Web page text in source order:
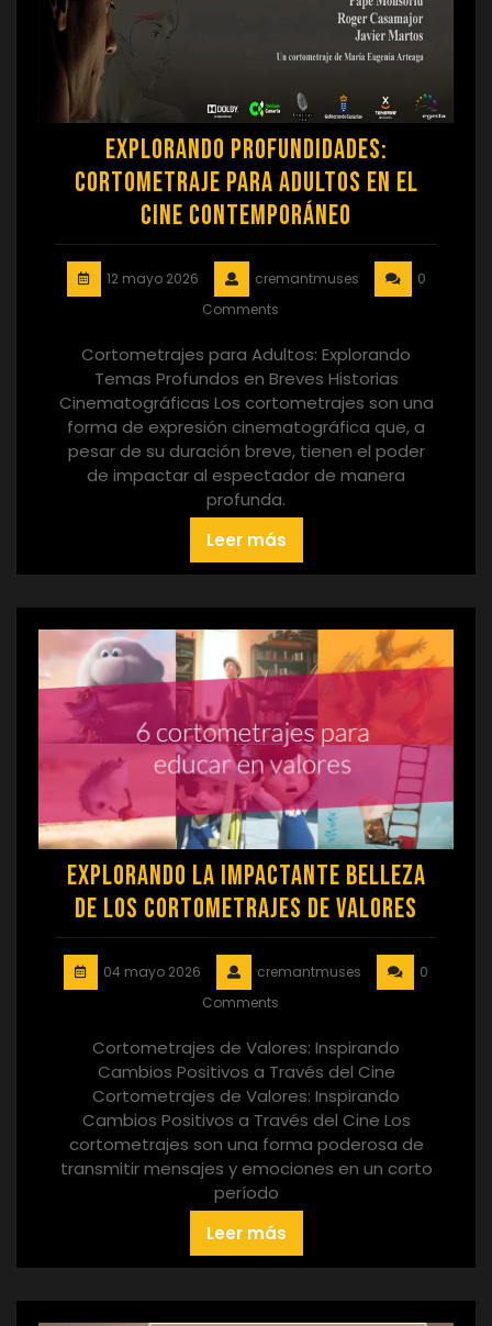
Explorando Profundidades:
Cortometraje para Adultos en el
Cine Contemporáneo
12 mayo 2026 cremantmuses
0
Comments
Cortometrajes para Adultos: Explorando
Temas Profundos en Breves Historias
Cinematográficas Los cortometrajes son una
forma de expresión cinematográfica que, a
pesar de su duración breve, tienen el poder
de impactar al espectador de manera
profunda.
Leer más
Explorando la Impactante Belleza
de los Cortometrajes de Valores
04 mayo 2026 cremantmuses
0
Comments
Cortometrajes de Valores: Inspirando
Cambios Positivos a Través del Cine
Cortometrajes de Valores: Inspirando
Cambios Positivos a Través del Cine Los
cortometrajes son una forma poderosa de
transmitir mensajes y emociones en un corto
período
Leer más